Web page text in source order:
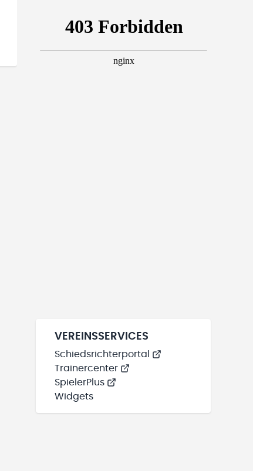
VEREINSSERVICES
Schiedsrichterportal
Trainercenter
SpielerPlus
Widgets